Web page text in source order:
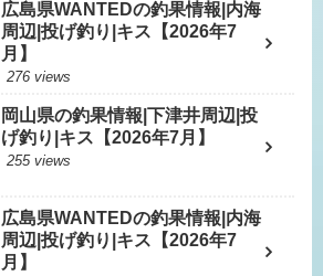
広島県WANTEDの釣果情報|内海
周辺|投げ釣り|キス【2026年7
月】
276 views
岡山県の釣果情報|下津井周辺|投
げ釣り|キス【2026年7月】
255 views
広島県WANTEDの釣果情報|内海
周辺|投げ釣り|キス【2026年7
月】